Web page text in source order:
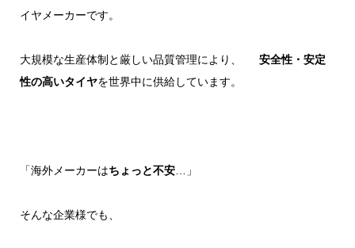
イヤメーカーです。
大規模な生産体制と厳しい品質管理により、 安全性・安定
性の高いタイヤを世界中に供給しています。
「海外メーカーはちょっと不安…」
そんな企業様でも、